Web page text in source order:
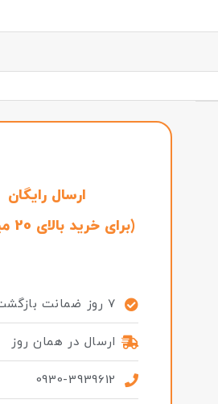
ارسال رایگان
(برای خرید بالای 20 میلیون)
7 روز ضمانت بازگشت
ارسال در همان روز
0930-3939612